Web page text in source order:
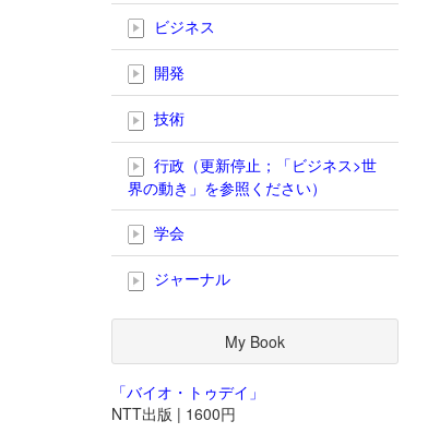
ビジネス
開発
技術
行政（更新停止；「ビジネス>世
界の動き」を参照ください）
学会
ジャーナル
My Book
「バイオ・トゥデイ」
NTT出版 | 1600円